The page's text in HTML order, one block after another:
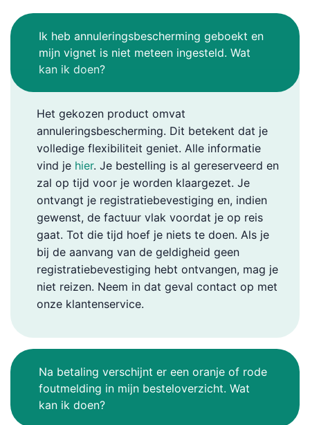
Ik heb annuleringsbescherming geboekt en
mijn vignet is niet meteen ingesteld. Wat
kan ik doen?
Het gekozen product omvat
annuleringsbescherming. Dit betekent dat je
volledige flexibiliteit geniet. Alle informatie
vind je hier. Je bestelling is al gereserveerd en
zal op tijd voor je worden klaargezet. Je
ontvangt je registratiebevestiging en, indien
gewenst, de factuur vlak voordat je op reis
gaat. Tot die tijd hoef je niets te doen. Als je
bij de aanvang van de geldigheid geen
registratiebevestiging hebt ontvangen, mag je
niet reizen. Neem in dat geval contact op met
onze klantenservice.
Na betaling verschijnt er een oranje of rode
foutmelding in mijn besteloverzicht. Wat
kan ik doen?